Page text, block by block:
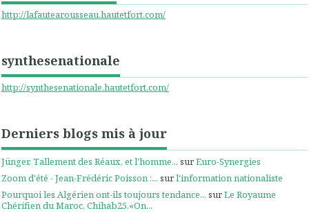
http://lafautearousseau.hautetfort.com/
synthesenationale
http://synthesenationale.hautetfort.com/
Derniers blogs mis à jour
Jünger, Tallement des Réaux, et l'homme... surEuro-Synergies
Zoom d'été - Jean-Frédéric Poisson :... surl'information nationaliste
Pourquoi les Algérien ont-ils toujours tendance... surLe Royaume
Chérifien du Maroc, Chihab25.«On...